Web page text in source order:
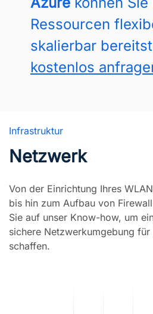
Ressourcen
skalierbar
kostenlos
Infrastruktur
Netzwerk
Von der Einrichtung Ihres
bis hin zum Aufbau von
Sie auf unser Know-how, um
sichere Netzwerkumgebung für
schaffen.
Hoher Datenverkehr
Unerlaubter Zugriff